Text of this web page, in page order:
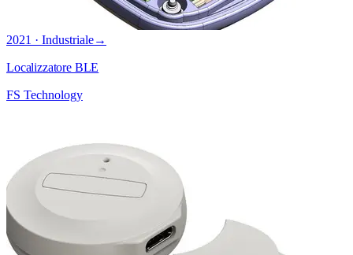
2021 · Industriale→
Localizzatore BLE
FS Technology